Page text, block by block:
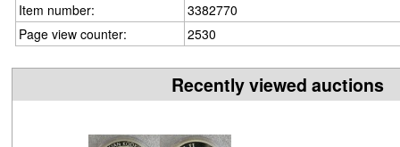
Item number:
3382770
Page view counter:
2530
Recently viewed auctions